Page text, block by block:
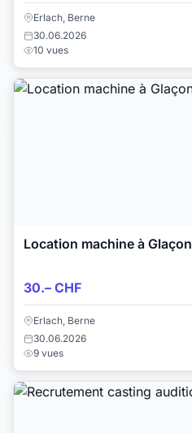
Erlach, Berne
30.06.2026
10 vues
Location machine à Glaçon
30.– CHF
Erlach, Berne
30.06.2026
9 vues